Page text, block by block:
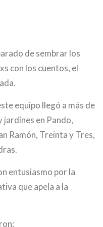
de sembrar los
con los cuentos, el
equipo llegó a más de
jardines en Pando,
Ramón, Treinta y Tres,
entusiasmo por la
que apela a la